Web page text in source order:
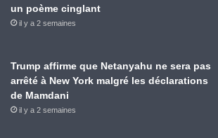
un poème cinglant
il y a 2 semaines
Trump affirme que Netanyahu ne sera pas
arrêté à New York malgré les déclarations
de Mamdani
il y a 2 semaines